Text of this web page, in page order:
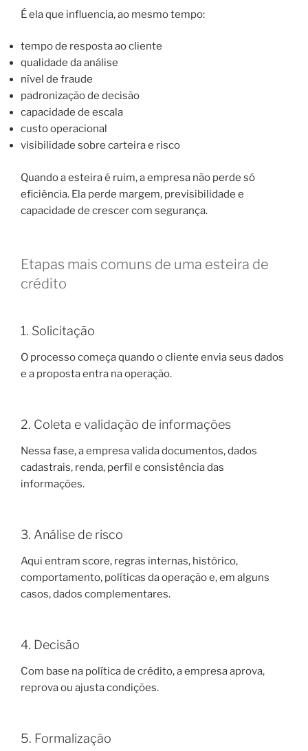
É ela que influencia, ao mesmo tempo:
tempo de resposta ao cliente
qualidade da análise
nível de fraude
padronização de decisão
capacidade de escala
custo operacional
visibilidade sobre carteira e risco
Quando a esteira é ruim, a empresa não perde só
eficiência. Ela perde margem, previsibilidade e
capacidade de crescer com segurança.
Etapas mais comuns de uma esteira de
crédito
1. Solicitação
O processo começa quando o cliente envia seus dados
e a proposta entra na operação.
2. Coleta e validação de informações
Nessa fase, a empresa valida documentos, dados
cadastrais, renda, perfil e consistência das
informações.
3. Análise de risco
Aqui entram score, regras internas, histórico,
comportamento, políticas da operação e, em alguns
casos, dados complementares.
4. Decisão
Com base na política de crédito, a empresa aprova,
reprova ou ajusta condições.
5. Formalização